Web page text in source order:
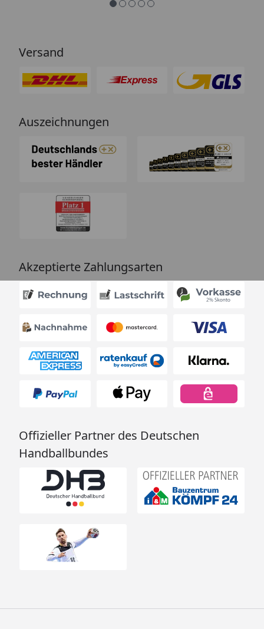
Versand
Auszeichnungen
Akzeptierte Zahlungsarten
Offizieller Partner des Deutschen
Handballbundes